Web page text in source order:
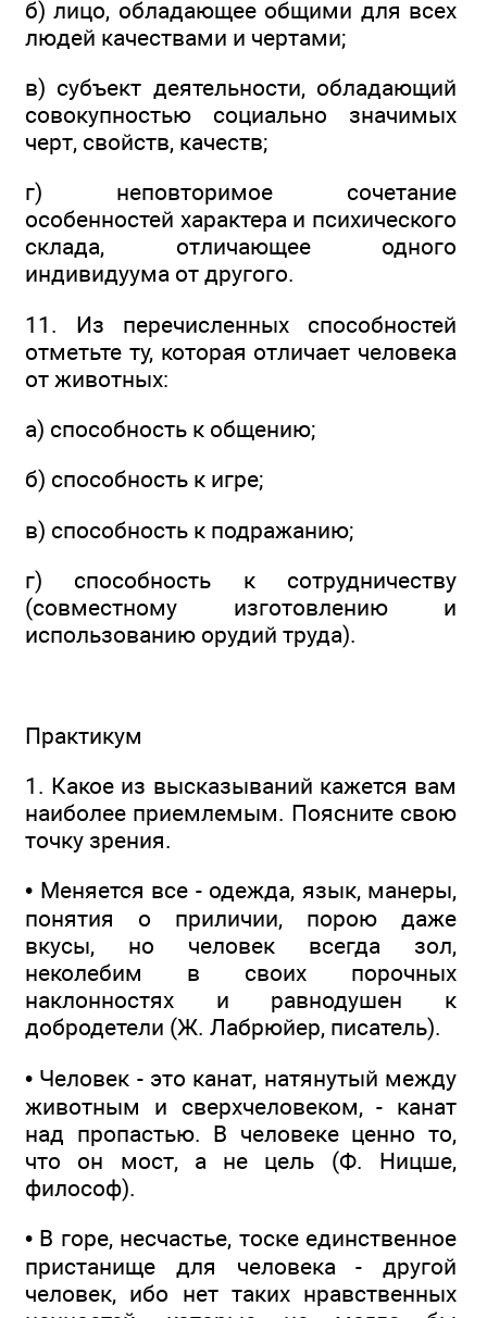
б) лицо, обладающее общими для всех
людей качествами и чертами;
в) субъект деятельности, обладающий
совокупностью социально значимых
черт, свойств, качеств;
г) неповторимое сочетание
особенностей характера и психического
склада, отличающее одного
индивидуума от другого.
11. Из перечисленных способностей
отметьте ту, которая отличает человека
от животных:
а) способность к общению;
б) способность к игре;
в) способность к подражанию;
г) способность к сотрудничеству
(совместному изготовлению и
использованию орудий труда).
Практикум
1. Какое из высказываний кажется вам
наиболее приемлемым. Поясните свою
точку зрения.
• Меняется все - одежда, язык, манеры,
понятия о приличии, порою даже
вкусы, но человек всегда зол,
неколебим в своих порочных
наклонностях и равнодушен к
добродетели (Ж. Лабрюйер, писатель).
• Человек - это канат, натянутый между
животным и сверхчеловеком, - канат
над пропастью. В человеке ценно то,
что он мост, а не цель (Ф. Ницше,
философ).
• В горе, несчастье, тоске единственное
пристанище для человека - другой
человек, ибо нет таких нравственных